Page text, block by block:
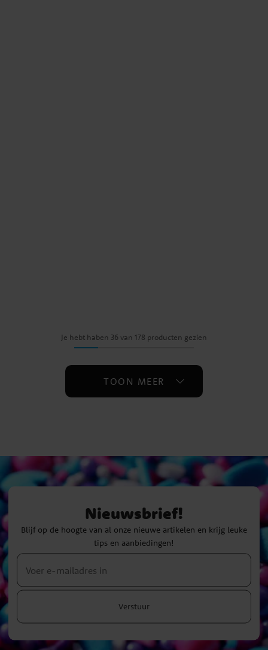
Je hebt haben 36 van 178 producten gezien
TOON MEER
Nieuwsbrief!
Blijf op de hoogte van al onze nieuwe artikelen en krijg leuke
tips en aanbiedingen!
Verstuur